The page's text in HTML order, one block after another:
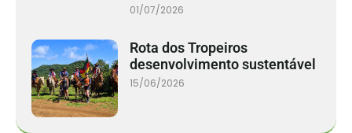
01/07/2026
Rota dos Tropeiros
desenvolvimento sustentável
15/06/2026